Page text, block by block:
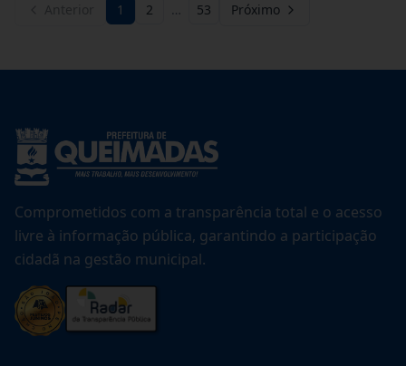
1 2 … 53 Próximo
Comprometidos com a transparência total e o acesso
livre à informação pública, garantindo a participação
cidadã na gestão municipal.